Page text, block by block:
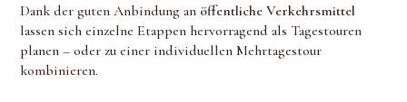
Dank der guten Anbindung an öffentliche Verkehrsmittel
lassen sich einzelne Etappen hervorragend als Tagestouren
planen – oder zu einer individuellen Mehrtagestour
kombinieren.